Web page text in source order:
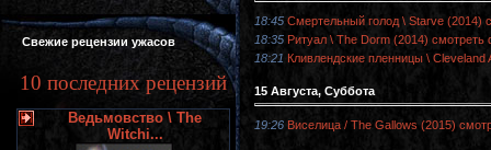
Свежие рецензии ужасов
10 последних рецензий
Ведьмовство \ The
Witchi...
18:45 Смертельный голод \ Starve (2014)
18:35 Ритуал \ The Dorm (2014)
18:21 Кливлендские пленницы \
15 Августа, Суббота
19:26 Виселица / The Gallows (2015)